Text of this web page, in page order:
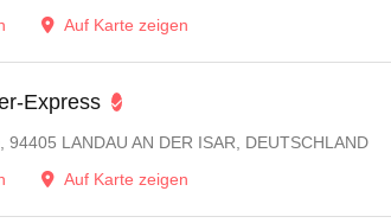
Auf Karte zeigen
Express
94405 LANDAU AN DER ISAR, DEUTSCHLAND
Auf Karte zeigen